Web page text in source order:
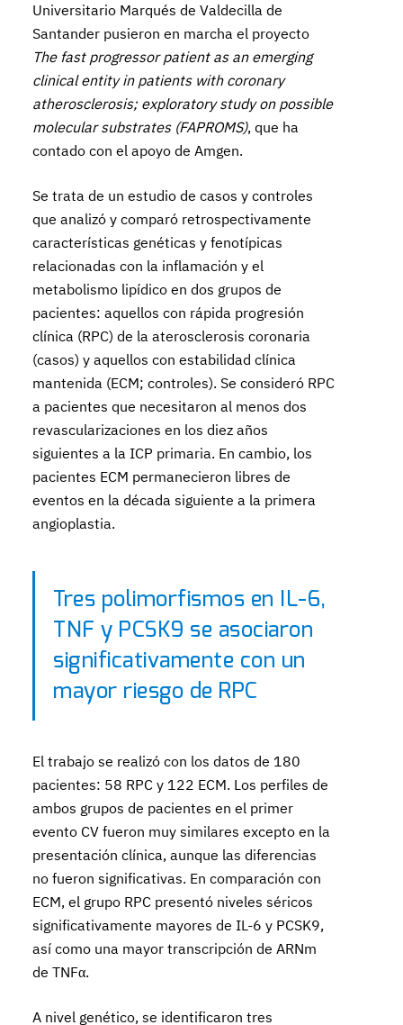
Universitario Marqués de Valdecilla de
Santander pusieron en marcha el proyecto
The fast progressor patient as an emerging
clinical entity in patients with coronary
atherosclerosis; exploratory​ study on possible
molecular substrates (FAPROMS), que ha
contado con el apoyo de Amgen.
Se trata de un estudio de casos y controles
que analizó y comparó retrospectivamente
características genéticas y fenotípicas
relacionadas con la inflamación y el
metabolismo lipídico en dos grupos de
pacientes: aquellos con rápida progresión
clínica (RPC) de la aterosclerosis coronaria
(casos) y aquellos con estabilidad clínica
mantenida (ECM; controles). Se consideró RPC
a pacientes que necesitaron al menos dos
revascularizaciones en los diez años
siguientes a la ICP primaria. En cambio, los
pacientes ECM permanecieron libres de
eventos en la década siguiente a la primera
angioplastia.
Tres polimorfismos en IL-6,
TNF y PCSK9 se asociaron
significativamente con un
mayor riesgo de RPC
El trabajo se realizó con los datos de 180
pacientes: 58 RPC y 122 ECM. Los perfiles de
ambos grupos de pacientes en el primer
evento CV fueron muy similares excepto en la
presentación clínica, aunque las diferencias
no fueron significativas. En comparación con
ECM, el grupo RPC presentó niveles séricos
significativamente mayores de IL-6 y PCSK9,
así como una mayor transcripción de ARNm
de TNFα.
A nivel genético, se identificaron tres